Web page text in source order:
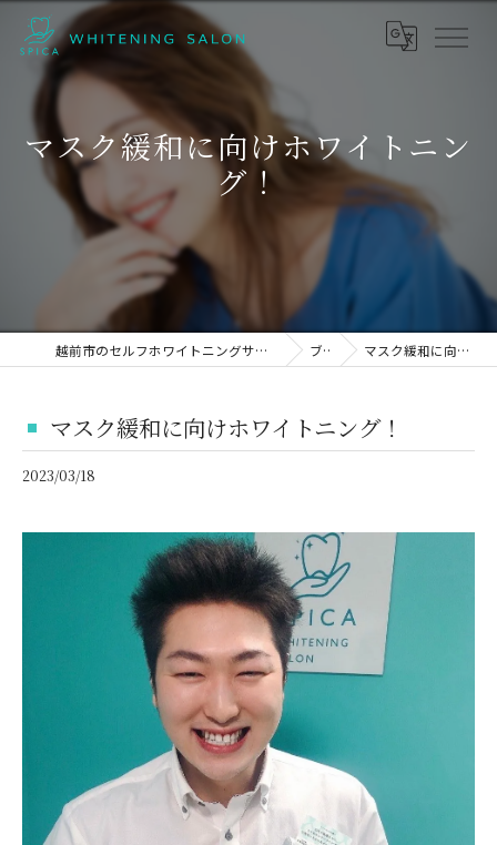
マスク緩和に向けホワイトニン
グ！
越前市のセルフホワイトニングサロンならホワイトニングサロン SPICA ブログ マスク緩和に向けホワイトニング！
マスク緩和に向けホワイトニング！
2023/03/18